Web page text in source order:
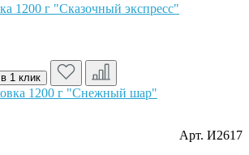
1200 г "Сказочный экспресс"
1 клик
Арт. И2617